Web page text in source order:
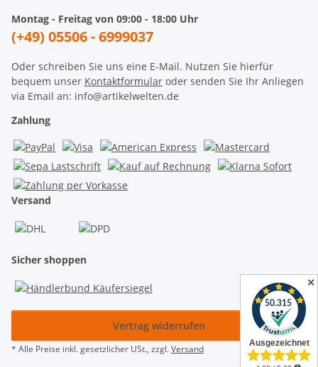
Montag - Freitag von 09:00 - 18:00 Uhr
(+49) 05506 - 6999037
Oder schreiben Sie uns eine E-Mail. Nutzen Sie hierfür
bequem unser Kontaktformular oder senden Sie Ihr Anliegen
via Email an: info@artikelwelten.de
Zahlung
Versand
Sicher shoppen
Vertrag widerrufen
* Alle Preise inkl. gesetzlicher USt., zzgl.Versand
✕